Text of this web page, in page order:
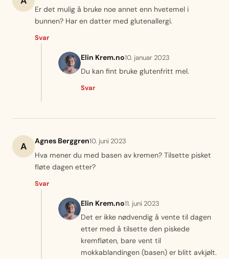
Er det mulig å bruke noe annet enn hvetemel i
bunnen? Har en datter med glutenallergi.
Svar
Elin Krem.no10. januar 2023
Du kan fint bruke glutenfritt mel.
Svar
A Agnes Berggren10. juni 2023
Hva mener du med basen av kremen? Tilsette pisket
fløte dagen etter?
Svar
Elin Krem.no11. juni 2023
Det er ikke nødvendig å vente til dagen
etter med å tilsette den piskede
kremfløten, bare vent til
mokkablandingen (basen) er blitt avkjølt.